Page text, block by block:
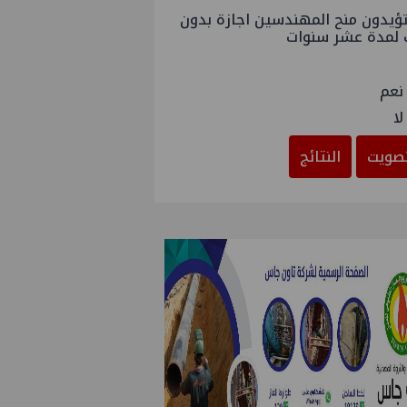
منح المهندسين اجازة بدون
لمدة عشر سنوات
نعم
لا
النتائج